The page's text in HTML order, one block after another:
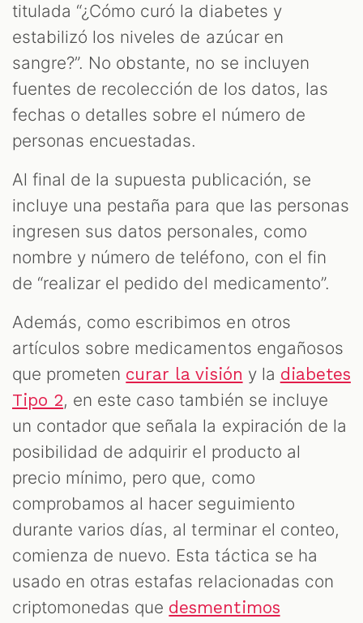
titulada “¿Cómo curó la diabetes y
estabilizó los niveles de azúcar en
sangre?”. No obstante, no se incluyen
fuentes de recolección de los datos, las
fechas o detalles sobre el número de
personas encuestadas.
Al final de la supuesta publicación, se
incluye una pestaña para que las personas
ingresen sus datos personales, como
nombre y número de teléfono, con el fin
de “realizar el pedido del medicamento”.
Además, como escribimos en otros
artículos sobre medicamentos engañosos
que prometen curar la visión y la diabetes
Tipo 2, en este caso también se incluye
un contador que señala la expiración de la
posibilidad de adquirir el producto al
precio mínimo, pero que, como
comprobamos al hacer seguimiento
durante varios días, al terminar el conteo,
comienza de nuevo. Esta táctica se ha
usado en otras estafas relacionadas con
criptomonedas que desmentimos